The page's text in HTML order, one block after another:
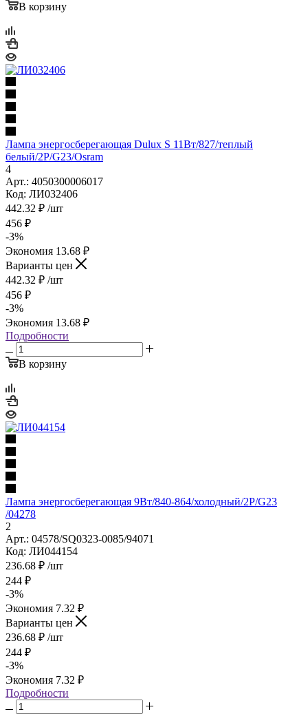
В корзину
Лампа энергосберегающая Dulux S 11Вт/827/теплый
белый/2Р/G23/Osram
4
Арт.: 4050300006017
Код: ЛИ032406
442.32 ₽ /шт
456 ₽
-3%
Экономия 13.68 ₽
Варианты цен
442.32 ₽ /шт
456 ₽
-3%
Экономия 13.68 ₽
Подробности
В корзину
Лампа энергосберегающая 9Вт/840-864/холодный/2Р/G23
/04278
2
Арт.: 04578/SQ0323-0085/94071
Код: ЛИ044154
236.68 ₽ /шт
244 ₽
-3%
Экономия 7.32 ₽
Варианты цен
236.68 ₽ /шт
244 ₽
-3%
Экономия 7.32 ₽
Подробности